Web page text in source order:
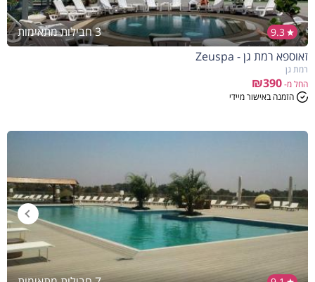
9.3
3 חבילות מתאימות
זאוספא רמת גן - Zeuspa
רמת גן
החל מ-₪390
הזמנה באישור מיידי